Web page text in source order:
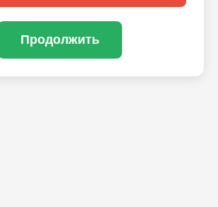
Продолжить